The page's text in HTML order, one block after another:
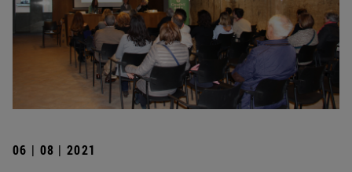
06 | 08 | 2021